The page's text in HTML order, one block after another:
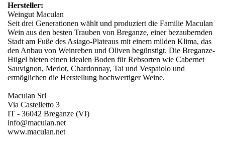
Hersteller:
Weingut Maculan
Seit drei Generationen wählt und produziert die Familie Maculan
Wein aus den besten Trauben von Breganze, einer bezaubernden
Stadt am Fuße des Asiago-Plateaus mit einem milden Klima, das
den Anbau von Weinreben und Oliven begünstigt. Die Breganze-
Hügel bieten einen idealen Boden für Rebsorten wie Cabernet
Sauvignon, Merlot, Chardonnay, Tai und Vespaiolo und
ermöglichen die Herstellung hochwertiger Weine.
Maculan Srl
Via Castelletto 3
IT - 36042 Breganze (VI)
info@maculan.net
www.maculan.net